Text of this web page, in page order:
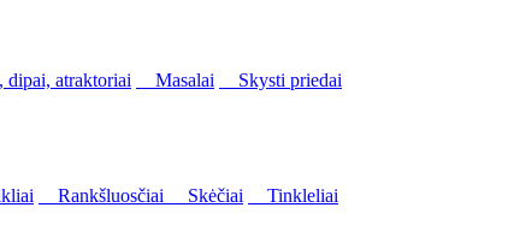
atraktoriai Masalai
Skysti priedai
Rankšluosčiai Skėčiai
Tinkleliai